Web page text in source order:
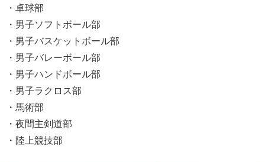
・卓球部
・男子ソフトボール部
・男子バスケットボール部
・男子バレーボール部
・男子ハンドボール部
・男子ラクロス部
・馬術部
・夜間主剣道部
・陸上競技部